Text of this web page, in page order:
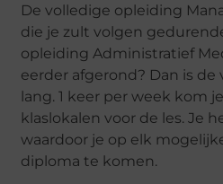
De volledige opleiding
die je zult volgen
opleiding Administratief
eerder afgerond? Dan is
lang. 1 keer per week kom
klaslokalen voor de les. Je
waardoor je op elk
diploma te komen.